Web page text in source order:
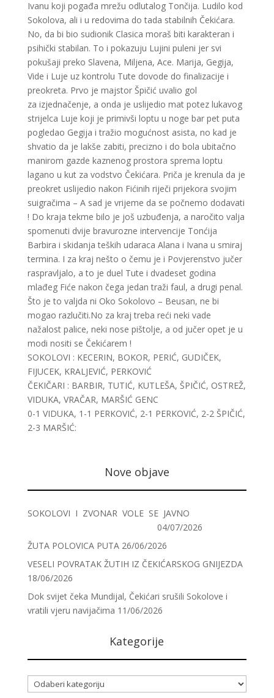
Ivanu koji pogađa mrežu odlutalog Tončija. Ludilo kod
Sokolova, ali i u redovima do tada stabilnih Čekićara.
No, da bi bio sudionik Clasica moraš biti karakteran i
psihički stabilan. To i pokazuju Lujini puleni jer svi
pokušaji preko Slavena, Miljena, Ace. Marija, Gegija,
Vide i Luje uz kontrolu Tute dovode do finalizacije i
preokreta. Prvo je majstor Špičić uvalio gol
za izjednačenje, a onda je uslijedio mat potez lukavog
strijelca Luje koji je primivši loptu u noge bar pet puta
pogledao Gegija i tražio mogućnost asista, no kad je
shvatio da je lakše zabiti, precizno i do bola ubitačno
manirom gazde kaznenog prostora sprema loptu
lagano u kut za vodstvo Čekićara. Priča je krenula da je
preokret uslijedio nakon Fićinih riječi prijekora svojim
suigračima – A sad je vrijeme da se počnemo dodavati
! Do kraja tekme bilo je još uzbuđenja, a naročito valja
spomenuti dvije bravurozne intervencije Tonćija
Barbira i skidanja teških udaraca Alana i Ivana u smiraj
termina. I za kraj nešto o čemu je i Povjerenstvo jučer
raspravljalo, a to je duel Tute i dvadeset godina
mlađeg Fiće nakon čega jedan traži faul, a drugi penal.
Što je to valjda ni Oko Sokolovo – Beusan, ne bi
mogao razlučiti.No za kraj treba reći neki vade
nažalost palice, neki nose pištolje, a od jučer opet je u
modi nositi se Čekićarem !
SOKOLOVI : KECERIN, BOKOR, PERIĆ, GUDIČEK,
FIJUCEK, KRALJEVIĆ, PERKOVIĆ
ČEKIČARI : BARBIR, TUTIĆ, KUTLEŠA, ŠPIČIĆ, OSTREŽ,
VIDUKA, VRAČAR, MARŠIĆ GENC
0-1 VIDUKA, 1-1 PERKOVIĆ, 2-1 PERKOVIĆ, 2-2 ŠPIČIĆ,
2-3 MARŠIĆ:
Nove objave
SOKOLOVI I ZVONAR VOLE SE JAVNO
04/07/2026
ŽUTA POLOVICA PUTA 26/06/2026
VESELI POVRATAK ŽUTIH IZ ČEKIĆARSKOG GNIJEZDA
18/06/2026
Dok svijet čeka Mundijal, Čekićari srušili Sokolove i
vratili vjeru navijačima 11/06/2026
Kategorije
Kategorije